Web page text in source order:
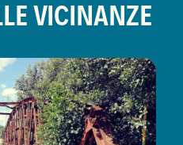
VICINANZE